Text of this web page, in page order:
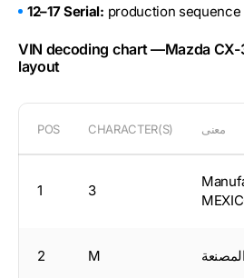
12–17 Serial: production
VIN decoding chart —Mazda CX-
layout
POS CHARACTER(S) معنى
1 3
2 M